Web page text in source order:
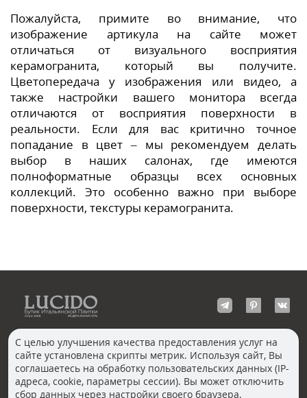
Пожалуйста, примите во внимание, что
изображение артикула на сайте может
отличаться от визуального восприятия
керамогранита, который вы получите.
Цветопередача у изображения или видео, а
также настройки вашего монитора всегда
отличаются от восприятия поверхности в
реальности. Если для вас критично точное
попадание в цвет – мы рекомендуем делать
выбор в наших салонах, где имеются
полноформатные образцы всех основных
коллекций. Это особенно важно при выборе
поверхности, текстуры керамогранита.
КОНТАКТЫ
Москва, Пречистенка
Волгоград
Екатеринбург
С целью улучшения качества предоставления услуг на
сайте установлена скрипты метрик. Используя сайт, Вы
соглашаетесь на обработку пользовательских данных (IP-
адреса, cookie, параметры сессии). Вы может отключить
сбор данных через настройки своего браузера.